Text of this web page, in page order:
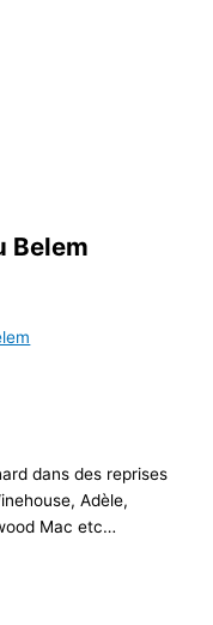
Belem
dans des reprises
Adèle,
Mac etc…